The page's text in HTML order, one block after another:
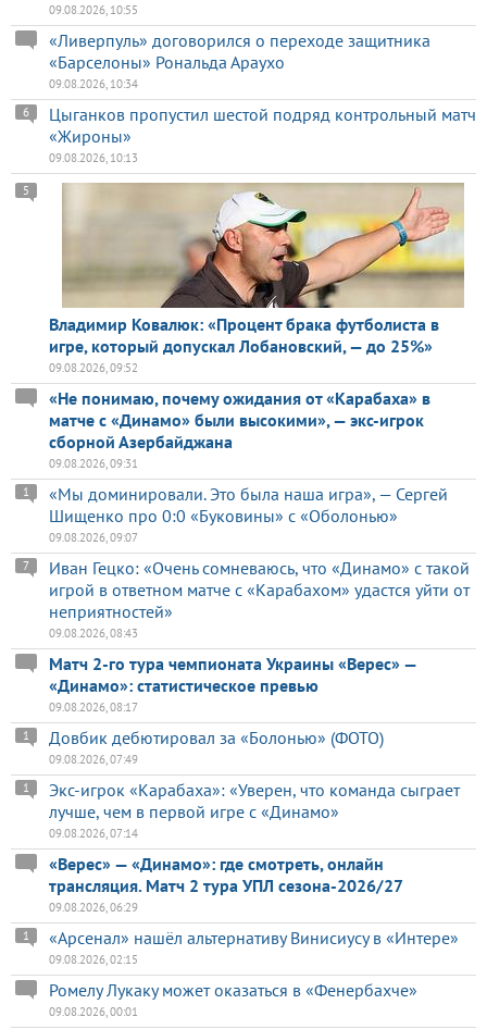
09.08.2026, 10:55
«Ливерпуль» договорился о переходе защитника
«Барселоны» Рональда Араухо
09.08.2026, 10:34
Цыганков пропустил шестой подряд контрольный матч
«Жироны»
6
09.08.2026, 10:13
Владимир Ковалюк: «Процент брака футболиста в
игре, который допускал Лобановский, — до 25%»
5
09.08.2026, 09:52
«Не понимаю, почему ожидания от «Карабаха» в
матче с «Динамо» были высокими», — экс-игрок
сборной Азербайджана
09.08.2026, 09:31
«Мы доминировали. Это была наша игра», — Сергей
Шищенко про 0:0 «Буковины» с «Оболонью»
1
09.08.2026, 09:07
Иван Гецко: «Очень сомневаюсь, что «Динамо» с такой
игрой в ответном матче с «Карабахом» удастся уйти от
неприятностей»
7
09.08.2026, 08:43
Матч 2-го тура чемпионата Украины «Верес» —
«Динамо»: статистическое превью
09.08.2026, 08:17
Довбик дебютировал за «Болонью» (ФОТО)
1
09.08.2026, 07:49
Экс-игрок «Карабаха»: «Уверен, что команда сыграет
лучше, чем в первой игре с «Динамо»
1
09.08.2026, 07:14
«Верес» — «Динамо»: где смотреть, онлайн
трансляция. Матч 2 тура УПЛ сезона-2026/27
09.08.2026, 06:29
«Арсенал» нашёл альтернативу Винисиусу в «Интере»
1
09.08.2026, 02:15
Ромелу Лукаку может оказаться в «Фенербахче»
09.08.2026, 00:01